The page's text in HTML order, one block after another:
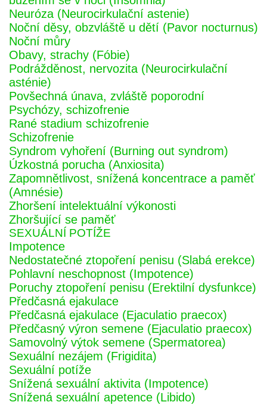
Neuróza (Neurocirkulační astenie)
Noční děsy, obzvláště u dětí (Pavor nocturnus)
Noční můry
Obavy, strachy (Fóbie)
Podrážděnost, nervozita (Neurocirkulační
asténie)
Povšechná únava, zvláště poporodní
Psychózy, schizofrenie
Rané stadium schizofrenie
Schizofrenie
Syndrom vyhoření (Burning out syndrom)
Úzkostná porucha (Anxiosita)
Zapomnětlivost, snížená koncentrace a paměť
(Amnésie)
Zhoršení intelektuální výkonosti
Zhoršující se paměť
SEXUÁLNÍ POTÍŽE
Impotence
Nedostatečné ztopoření penisu (Slabá erekce)
Pohlavní neschopnost (Impotence)
Poruchy ztopoření penisu (Erektilní dysfunkce)
Předčasná ejakulace
Předčasná ejakulace (Ejaculatio praecox)
Předčasný výron semene (Ejaculatio praecox)
Samovolný výtok semene (Spermatorea)
Sexuální nezájem (Frigidita)
Sexuální potíže
Snížená sexuální aktivita (Impotence)
Snížená sexuální apetence (Libido)